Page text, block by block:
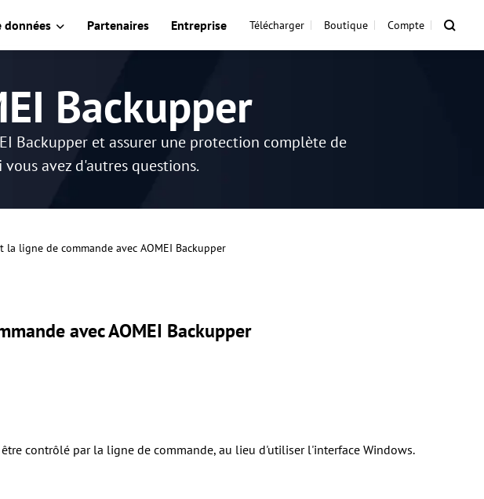
données Partenaires Entreprise Télécharger Boutique Compte
Backupper
Backupper et assurer une protection complète de
avez d'autres questions.
ligne de commande avec AOMEI Backupper
avec AOMEI Backupper
contrôlé par la ligne de commande, au lieu d'utiliser l'interface Windows.